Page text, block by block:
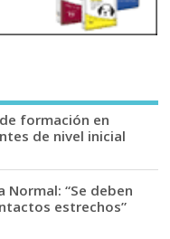
formación en
de nivel inicial
Normal: “Se deben
estrechos”